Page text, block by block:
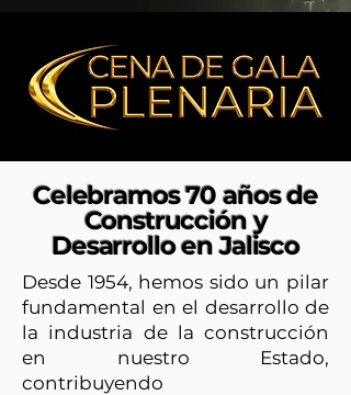
Celebramos 70 años de
Construcción y
Desarrollo en Jalisco
Desde 1954, hemos sido un pilar
fundamental en el desarrollo de
la industria de la construcción
en nuestro Estado,
contribuyendo